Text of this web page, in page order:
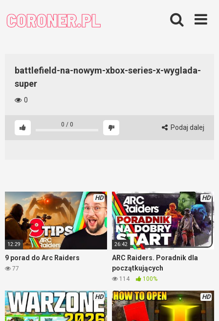
content
battlefield-na-nowym-xbox-series-x-wyglada-
super
0
0 / 0 Podaj dalej
HD
12:29
9 porad do Arc Raiders
77
HD
26:42
ARC Raiders. Poradnik dla
początkujących
114 100%
HD HD